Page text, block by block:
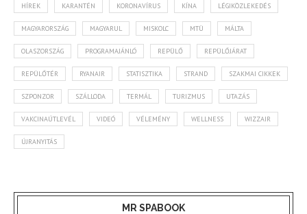
HÍREK KARANTÉN KORONAVÍRUS KÍNA LÉGIKÖZLEKEDÉS
MAGYARORSZÁG MAGYARUL MISKOLC MTÜ MÁLTA
OLASZORSZÁG PROGRAMAJÁNLÓ REPÜLŐ REPÜLŐJÁRAT
REPÜLŐTÉR RYANAIR STATISZTIKA STRAND SZAKMAI CIKKEK
SZPONZOR SZÁLLODA TERMÁL TURIZMUS UTAZÁS
VAKCINAÚTLEVÉL VIDEÓ VÉLEMÉNY WELLNESS WIZZAIR
ÚJRANYITÁS
MR SPABOOK